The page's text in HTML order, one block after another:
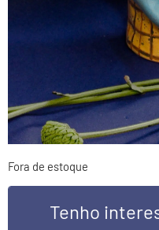
Fora de estoque
Tenho